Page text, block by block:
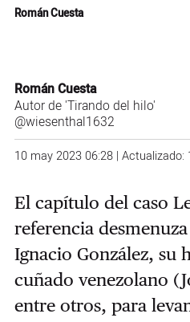
Román Cuesta
Román Cuesta
Autor de 'Tirando del hilo'
@wiesenthal1632
10 may 2023 06:28 |
El capítulo del caso
referencia
Ignacio González, su
cuñado venezolano
entre otros, para